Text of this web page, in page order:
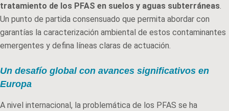
tratamiento de los PFAS en suelos y aguas subterráneas.
Un punto de partida consensuado que permita abordar con
garantías la caracterización ambiental de estos contaminantes
emergentes y defina líneas claras de actuación.
Un desafío global con avances significativos en
Europa
A nivel internacional, la problemática de los PFAS se ha